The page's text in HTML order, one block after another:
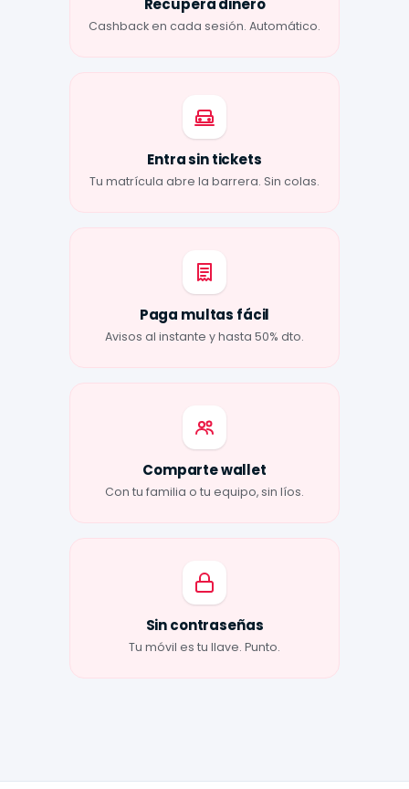
Recupera dinero
Cashback en cada sesión. Automático.
Entra sin tickets
Tu matrícula abre la barrera. Sin colas.
Paga multas fácil
Avisos al instante y hasta 50% dto.
Comparte wallet
Con tu familia o tu equipo, sin líos.
Sin contraseñas
Tu móvil es tu llave. Punto.